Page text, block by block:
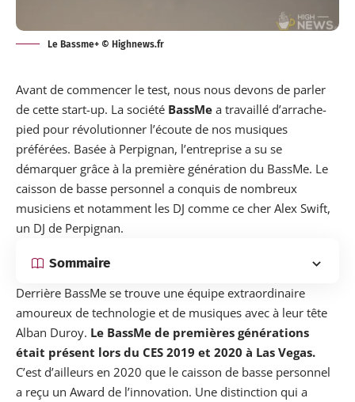
Le Bassme+ © Highnews.fr
Avant de commencer le test, nous nous devons de parler
de cette start-up. La société BassMe a travaillé d’arrache-
pied pour révolutionner l’écoute de nos musiques
préférées. Basée à Perpignan, l’entreprise a su se
démarquer grâce à la première génération du BassMe. Le
caisson de basse personnel a conquis de nombreux
musiciens et notamment les DJ comme ce cher Alex Swift,
un DJ de Perpignan.
Sommaire
Derrière BassMe se trouve une équipe extraordinaire
amoureux de technologie et de musiques avec à leur tête
Alban Duroy. Le BassMe de premières générations
était présent lors du CES 2019 et 2020 à Las Vegas.
C’est d’ailleurs en 2020 que le caisson de basse personnel
a reçu un Award de l’innovation. Une distinction qui a